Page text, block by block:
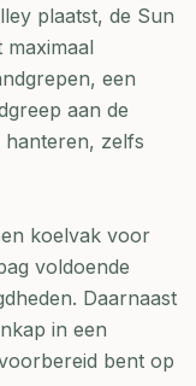
plaatst, de Sun
een
aan de
hanteren, zelfs
koelvak voor
voldoende
Daarnaast
in een
bent op